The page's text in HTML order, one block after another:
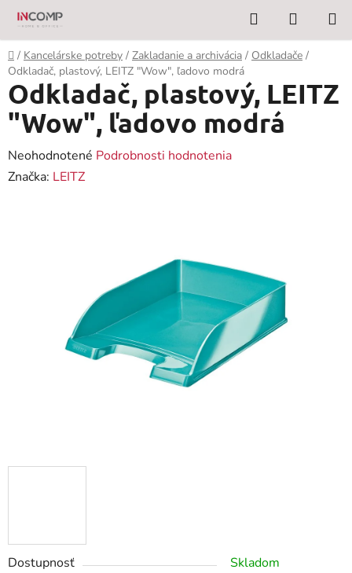
Prejsť
obsah
Hľadať
KOŠÍK
Domov
/ Kancelárske potreby / Zakladanie a archivácia / Odkladače /
Odkladač, plastový, LEITZ "Wow", ľadovo modrá
Dostupnosť
Skladom
Odkladač, plastový, LEITZ
"Wow", ľadovo modrá
Priemerné
hodnotenie
Neohodnotené Podrobnosti hodnotenia
Značka: LEITZ